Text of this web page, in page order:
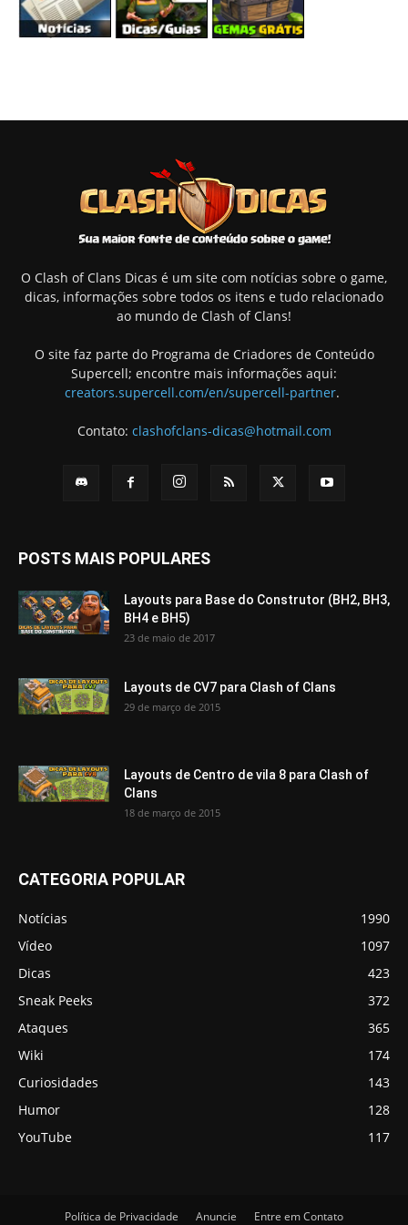
O Clash of Clans Dicas é um site com notícias sobre o game,
dicas, informações sobre todos os itens e tudo relacionado
ao mundo de Clash of Clans!
O site faz parte do Programa de Criadores de Conteúdo
Supercell; encontre mais informações aqui:
creators.supercell.com/en/supercell-partner.
Contato: clashofclans-dicas@hotmail.com
POSTS MAIS POPULARES
Layouts para Base do Construtor (BH2, BH3,
BH4 e BH5)
23 de maio de 2017
Layouts de CV7 para Clash of Clans
29 de março de 2015
Layouts de Centro de vila 8 para Clash of
Clans
18 de março de 2015
CATEGORIA POPULAR
Notícias
1990
Vídeo
1097
Dicas
423
Sneak Peeks
372
Ataques
365
Wiki
174
Curiosidades
143
Humor
128
YouTube
117
Política de Privacidade Anuncie Entre em Contato